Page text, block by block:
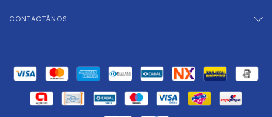
CONTACTÁNOS